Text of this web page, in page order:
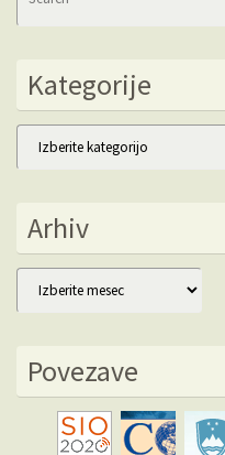
Kategorije
Kategorije
Arhiv
Arhiv
Povezave